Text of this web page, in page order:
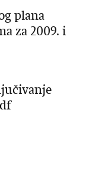
plana
za 2009. i